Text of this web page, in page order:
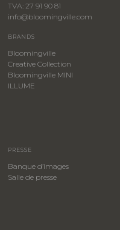
TVA: 27 91 90 81
info@bloomingville.com
BRANDS
Bloomingville
Creative Collection
Bloomingville MINI
ILLUME
PRESSE
Banque d’images
Salle de presse